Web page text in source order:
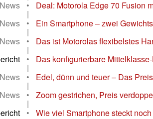
News
• Deal: Motorola Edge 70 Fusion
|
News
• Ein Smartphone – zwei
|
News
• Das ist Motorolas flexibelstes
|
• Das konfigurierbare
|
News
• Edel, dünn und teuer – Das
|
News
• Zoom gestrichen, Preis
|
•
Wie viel Smartphone steckt